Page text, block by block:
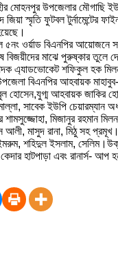
মোহনপুর উপজেলার মৌগাছি
জিয়া স্মৃতি ফুটবল টুর্নামেন্টের
৫নং ওর্য়াড বিএনপির
বিজয়ীদের মাঝে পুরুষ্কার তুলে
এ্যাডভোকেট শফিকুল হক
বিএনপির আহবায়ক
হোসেন,যুগ্ম আহবায়ক জাকির
সাবেক ইউপি চেয়ারম্যান
শামসুজ্জোহা, মিজানুর রহমান
মাসুদ রানা, মিঠু সহ প্রমূখ।
ইমরুম, শহিদুল ইসলাম,
হাটপাড়া এবং রানার্স- আপ হন